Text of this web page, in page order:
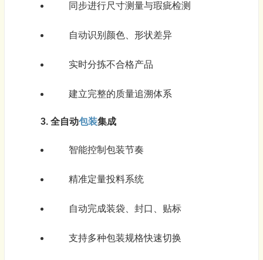
同步进行尺寸测量与瑕疵检测
自动识别颜色、形状差异
实时分拣不合格产品
建立完整的质量追溯体系
3. 全自动包装集成
智能控制包装节奏
精准定量投料系统
自动完成装袋、封口、贴标
支持多种包装规格快速切换